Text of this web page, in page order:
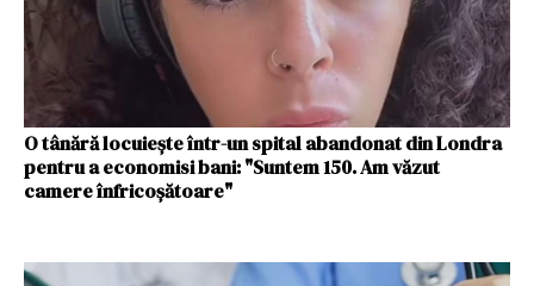
O tânără locuiește într-un spital abandonat din Londra
pentru a economisi bani: "Suntem 150. Am văzut
camere înfricoșătoare"